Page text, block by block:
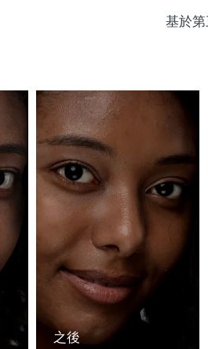
基於
之後
Blemish Solution
設備
devices
設備
eye massagers
肤护理
pore care essentials
Peptide Scalp
hair
Whitening Gel
男士
8/7/26
預計送達日期 8/11/26
預計送達日期
預計送達日期 8/9/26
預計送達日期 8/12/26
預計送達日期
預計送達日期
預計送達日期